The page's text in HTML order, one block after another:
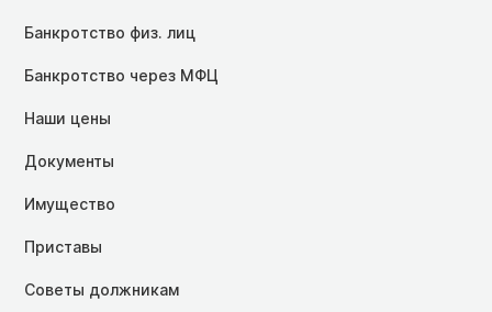
Банкротство физ. лиц
Банкротство через МФЦ
Наши цены
Документы
Имущество
Приставы
Советы должникам